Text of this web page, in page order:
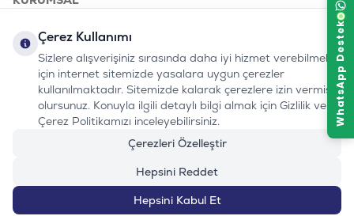
bizi takip edin:
Instagram
Youtube
TiktokFacebook
Linkedin
www.evinemama.com
pati@evinemama.com
0232 7000 212
%100 MUTLU
MÜŞTERI HATTI
(haftaiçi 09.00-17.00)
Çerez Kullanımı
Sizlere alışverişiniz sırasında daha iyi hizmet verebilmek
için internet sitemizde yasalara uygun çerezler
kullanılmaktadır. Sitemizde kalarak çerezlere izin vermiş
olursunuz. Konuyla ilgili detaylı bilgi almak için Gizlilik ve
Çerez Politikamızı inceleyebilirsiniz.
Çerezleri Özelleştir
Hepsini Reddet
Hepsini Kabul Et